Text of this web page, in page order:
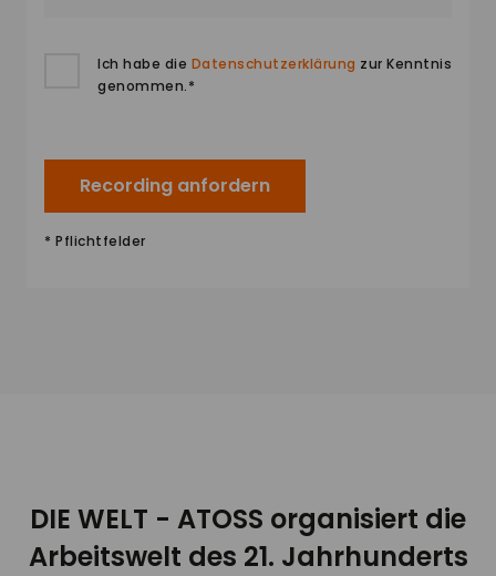
Ich habe die Datenschutzerklärung zur Kenntnis
genommen.*
Recording anfordern
* Pflichtfelder
DIE WELT - ATOSS organisiert die
Arbeitswelt des 21. Jahrhunderts